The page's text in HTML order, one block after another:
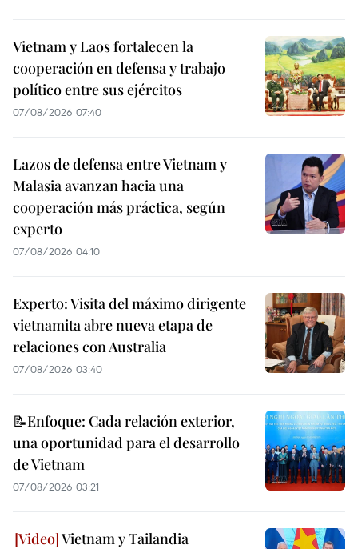
Vietnam y Laos fortalecen la
cooperación en defensa y trabajo
político entre sus ejércitos
07/08/2026 07:40
Lazos de defensa entre Vietnam y
Malasia avanzan hacia una
cooperación más práctica, según
experto
07/08/2026 04:10
Experto: Visita del máximo dirigente
vietnamita abre nueva etapa de
relaciones con Australia
07/08/2026 03:40
📝Enfoque: Cada relación exterior,
una oportunidad para el desarrollo
de Vietnam
07/08/2026 03:21
Vietnam y Tailandia